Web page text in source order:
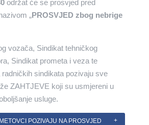
održat će se prosvjed pred
„PROSVJED zbog nebrige
vozača, Sindikat tehničkog
Sindikat prometa i veza te
sindikata pozivaju sve
ZAHTJEVE koji su usmjereni u
usluge.
POZIVAJU NA PROSVJED